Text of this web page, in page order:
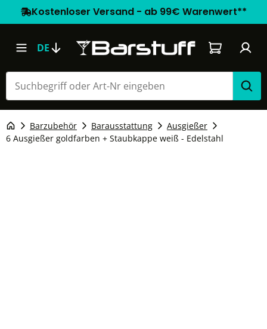
Kostenloser Versand - ab 99€ Warenwert**
DE Warenkorb
Barzubehör Barausstattung
Ausgießer
6 Ausgießer goldfarben + Staubkappe weiß - Edelstahl